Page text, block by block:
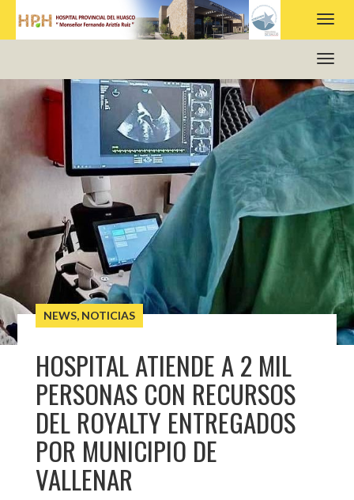
HOSPITAL PROVINCIAL DEL HUASCO
NEWS, NOTICIAS
HOSPITAL ATIENDE A 2 MIL
PERSONAS CON RECURSOS
DEL ROYALTY ENTREGADOS
POR MUNICIPIO DE
VALLENAR